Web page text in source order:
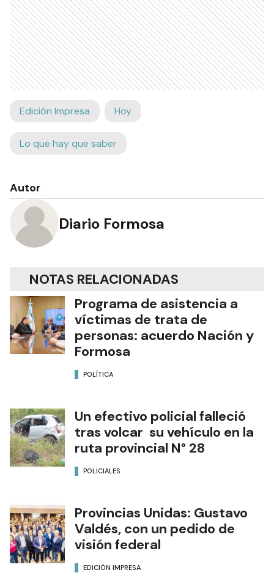
Edición Impresa Hoy
Lo que hay que saber
Autor
Diario Formosa
NOTAS RELACIONADAS
Programa de asistencia a
víctimas de trata de
personas: acuerdo Nación y
Formosa
POLÍTICA
Un efectivo policial falleció
tras volcar su vehículo en la
ruta provincial N° 28
POLICIALES
Provincias Unidas: Gustavo
Valdés, con un pedido de
visión federal
EDICIÓN IMPRESA